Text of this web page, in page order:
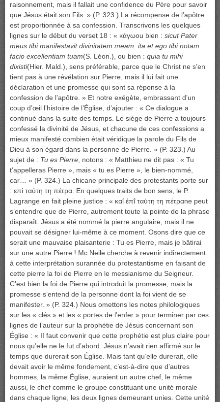
raisonnement, mais il fallait une confidence du Père pour savoir
que Jésus était son Fils. » (P. 323.) La récompense de l’apôtre
est proportionnée à sa confession. Transcrivons les quelques
lignes sur le début du verset 18 : « κάγωou bien : sicut Pater
meus tibi manifestavit divinitatem meam. ita et ego tibi notam
facio excellentiam tuam(S. Léon.), ou bien : quia tu mihi
dixisti(Hier. Mald.), sens préférable, parce que le Christ ne s’en
tient pas à une révélation sur Pierre, mais il lui fait une
déclaration et une promesse qui sont sa réponse à la
confession de l’apôtre. » Et notre exégète, embrassant d’un
coup d’œil l’histoire de l’Église, d’ajouter : « Ce dialogue a
continué dans la suite des temps. Le siège de Pierre a toujours
confessé la divinité de Jésus, et chacune de ces confessions a
mieux manifesté combien était véridique la parole du Fils de
Dieu à son égard dans la personne de Pierre. » (P. 323.) Au
sujet de : Tu es Pierre , notons : « Matthieu ne dit pas : « Tu
t’appelleras Pierre », mais « tu es Pierre », le bien-nommé,
car… » (P. 324.) La chicane principale des protestants porte sur
: επί ταύτη τη πέτρα. En quelques traits de bon sens, le P.
Lagrange en fait pleine justice : « καΐ έπΐ ταύτη τη πέτραne peut
s’entendre que de Pierre, autrement toute la pointe de la phrase
disparaît. Jésus a été nommé la pierre angulaire, mais il ne
pouvait se désigner lui-même à ce moment. Osons dire que ce
serait une mauvaise plaisanterie : Tu es Pierre, mais je bâtirai
sur une autre Pierre ! Mc Neile cherche à revenir indirectement
à cette interprétation surannée du protestantisme en faisant de
cette pierre la foi de Pierre en le messianisme du Seigneur.
C’est bien la foi de Pierre qui introduit la promesse, mais la
promesse s’entend de la personne dont la foi vient de se
manifester. » (P. 324.) Nous omettons les notes philologiques
sur les « clés » et les « portes de l’enfer » pour terminer par ces
lignes de l’auteur sur la prophétie de Jésus concernant son
Église : « II faut convenir que cette prophétie est plus claire pour
nous qu’elle ne le fut d’abord. Jésus n’avait rien affirmé sur le
temps que durerait son Église. Mais tant qu’elle durerait, elle
devait avoir le même fondement, c’est-à-dire que d’autres
hommes, la même Église, auraient un autre chef, le même
aussi, le chef comme le groupe constituant une unité morale
dans chaque ligne, les deux lignes demeurant unies. Cette unité